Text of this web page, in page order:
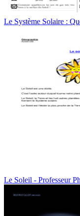
Le Système Solaire :
Le Soleil - Professeur